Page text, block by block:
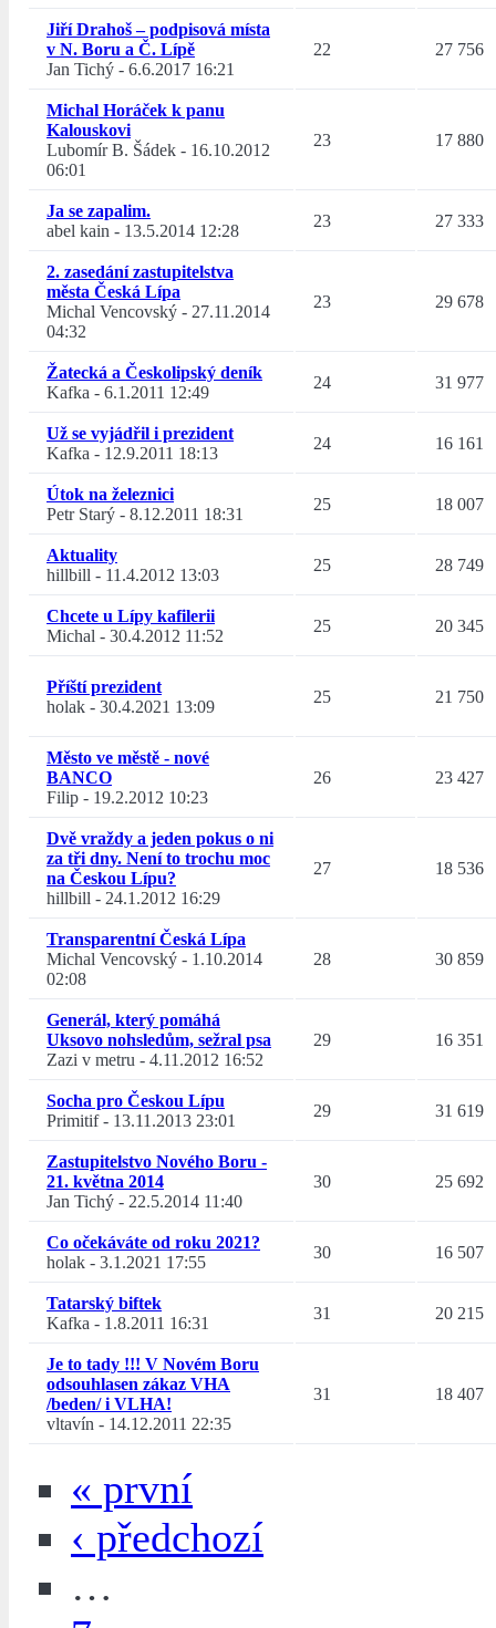
Jiří Drahoš – podpisová místa
v N. Boru a Č. Lípě
Jan Tichý - 6.6.2017 16:21
22 27 756
Michal Horáček k panu
Kalouskovi
Lubomír B. Šádek - 16.10.2012
06:01
23 17 880
Ja se zapalim.
abel kain - 13.5.2014 12:28
23 27 333
2. zasedání zastupitelstva
města Česká Lípa
Michal Vencovský - 27.11.2014
04:32
23 29 678
Žatecká a Českolipský deník
Kafka - 6.1.2011 12:49
24 31 977
Už se vyjádřil i prezident
Kafka - 12.9.2011 18:13
24 16 161
Útok na železnici
Petr Starý - 8.12.2011 18:31
25 18 007
Aktuality
hillbill - 11.4.2012 13:03
25 28 749
Chcete u Lípy kafilerii
Michal - 30.4.2012 11:52
25 20 345
Příští prezident
holak - 30.4.2021 13:09
25 21 750
Město ve městě - nové
BANCO
Filip - 19.2.2012 10:23
26 23 427
Dvě vraždy a jeden pokus o ni
za tři dny. Není to trochu moc
na Českou Lípu?
hillbill - 24.1.2012 16:29
27 18 536
Transparentní Česká Lípa
Michal Vencovský - 1.10.2014
02:08
28 30 859
Generál, který pomáhá
Uksovo nohsledům, sežral psa
Zazi v metru - 4.11.2012 16:52
29 16 351
Socha pro Českou Lípu
Primitif- 13.11.2013 23:01
29 31 619
Zastupitelstvo Nového Boru -
21. května 2014
Jan Tichý - 22.5.2014 11:40
30 25 692
Co očekáváte od roku 2021?
holak - 3.1.2021 17:55
30 16 507
Tatarský biftek
Kafka - 1.8.2011 16:31
31 20 215
Je to tady !!! V Novém Boru
odsouhlasen zákaz VHA
/beden/ i VLHA!
vltavín - 14.12.2011 22:35
31 18 407
« první
‹ předchozí
…